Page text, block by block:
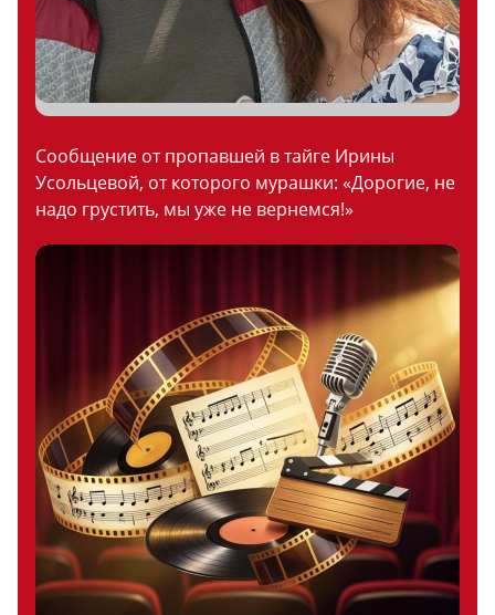
Сообщение от пропавшей в тайге Ирины
Усольцевой, от которого мурашки: «Дорогие, не
надо грустить, мы уже не вернемся!»